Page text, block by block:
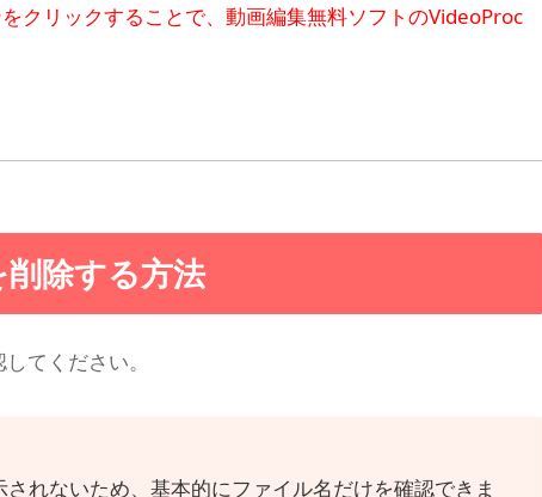
クリックすることで、動画編集無料ソフトのVideoProc
除する方法
てください。
れないため、基本的にファイル名だけを確認できま